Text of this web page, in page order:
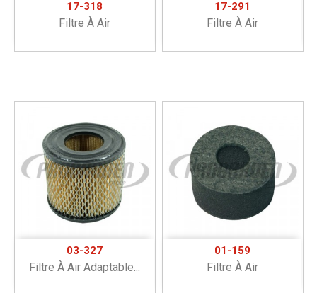
17-318
Filtre À Air
17-291
Filtre À Air
03-327
Filtre À Air Adaptable...
01-159
Filtre À Air